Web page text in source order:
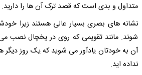
متداول و بدی است که قصد ترک آن ها را دارید.
نشانه های بصری بسیار عالی هستند زیرا
شوند. مانند تقویمی که روی در یخچال نصب
آن به خودتان یادآور می شوید که یک روز دیگر
نداده اید.